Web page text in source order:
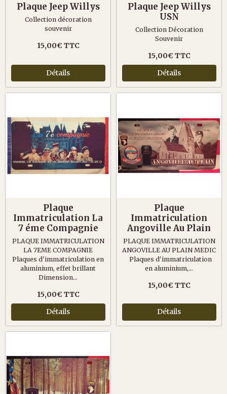
Plaque Jeep Willys
Collection décoration
souvenir
15,00€ TTC
Détails
Plaque Jeep Willys
USN
Collection Décoration
Souvenir
15,00€ TTC
Détails
Plaque
Immatriculation La
7 éme Compagnie
PLAQUE IMMATRICULATION
LA 7EME COMPAGNIE
Plaques d'immatriculation en
aluminium, effet brillant
Dimension...
15,00€ TTC
Détails
Plaque
Immatriculation
Angoville Au Plain
PLAQUE IMMATRICULATION
ANGOVILLE AU PLAIN MEDIC
Plaques d'immatriculation
en aluminium,...
15,00€ TTC
Détails